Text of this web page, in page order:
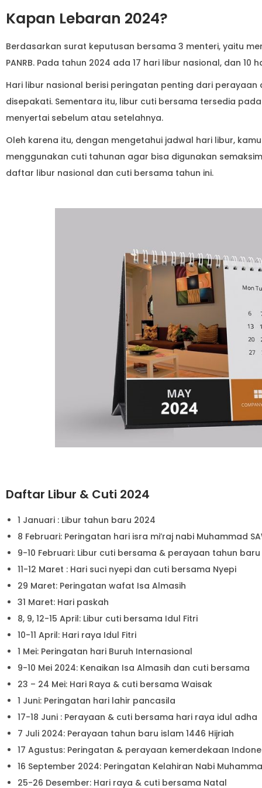
Kapan Lebaran 2024?
Berdasarkan surat keputusan bersama 3 menteri, yaitu
PANRB. Pada tahun 2024 ada 17 hari libur nasional, dan 10
Hari libur nasional berisi peringatan penting dari
disepakati. Sementara itu, libur cuti bersama tersedia
menyertai sebelum atau setelahnya.
Oleh karena itu, dengan mengetahui jadwal hari libur,
menggunakan cuti tahunan agar bisa digunakan
daftar libur nasional dan cuti bersama tahun ini.
Daftar Libur & Cuti 2024
1 Januari : Libur tahun baru 2024
8 Februari: Peringatan hari isra mi’raj nabi Muhammad
9-10 Februari: Libur cuti bersama & perayaan tahun
11-12 Maret : Hari suci nyepi dan cuti bersama Nyepi
29 Maret: Peringatan wafat Isa Almasih
31 Maret: Hari paskah
8, 9, 12-15 April: Libur cuti bersama Idul Fitri
10-11 April: Hari raya Idul Fitri
1 Mei: Peringatan hari Buruh Internasional
9-10 Mei 2024: Kenaikan Isa Almasih dan cuti bersama
23 – 24 Mei: Hari Raya & cuti bersama Waisak
1 Juni: Peringatan hari lahir pancasila
17-18 Juni : Perayaan & cuti bersama hari raya idul adha
7 Juli 2024: Perayaan tahun baru islam 1446 Hijriah
17 Agustus: Peringatan & perayaan kemerdekaan
16 September 2024: Peringatan Kelahiran Nabi
25-26 Desember: Hari raya & cuti bersama Natal